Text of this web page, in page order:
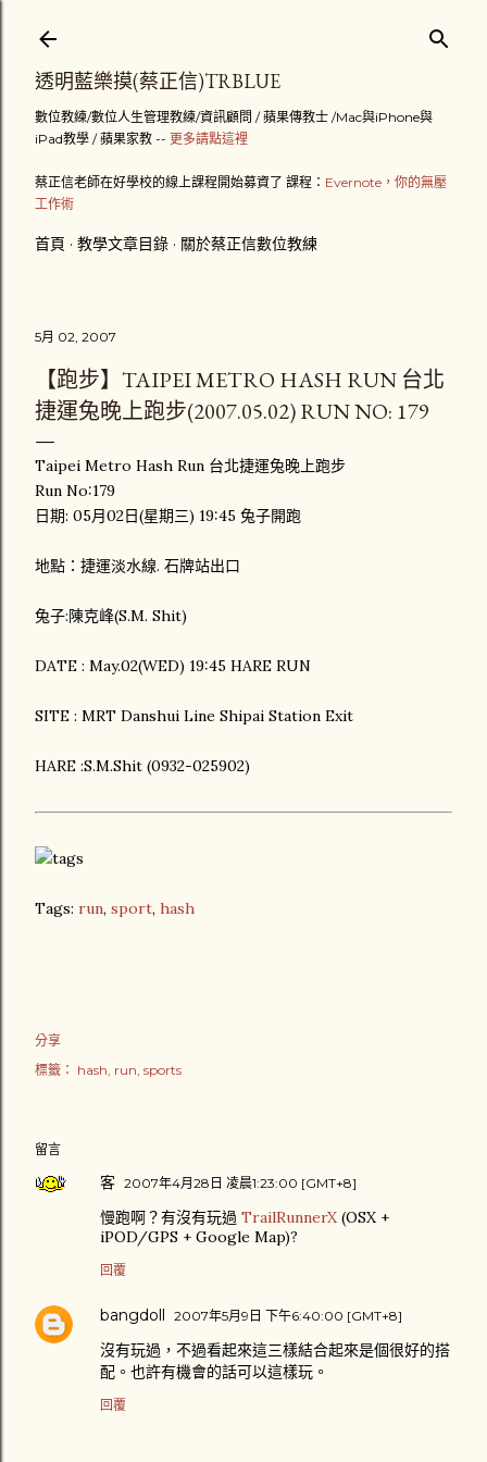
透明藍樂摸(蔡正信)TRBLUE
數位教練/數位人生管理教練/資訊顧問 / 蘋果傳教士 /Mac與iPhone與
iPad教學 / 蘋果家教 -- 更多請點這裡
蔡正信老師在好學校的線上課程開始募資了 課程： Evernote，你的無壓
工作術
首頁 教學文章目錄 關於蔡正信數位教練
5月 02, 2007
【跑步】TAIPEI METRO HASH RUN 台北
捷運兔晚上跑步(2007.05.02) RUN NO: 179
Taipei Metro Hash Run 台北捷運兔晚上跑步
Run No:179
日期: 05月02日(星期三) 19:45 兔子開跑
地點：捷運淡水線. 石牌站出口
兔子:陳克峰(S.M. Shit)
DATE : May.02(WED) 19:45 HARE RUN
SITE : MRT Danshui Line Shipai Station Exit
HARE :S.M.Shit (0932-025902)
Tags: run, sport, hash
分享
標籤： hash run sports
留言
客 2007年4月28日 凌晨1:23:00 [GMT+8]
慢跑啊？有沒有玩過 TrailRunnerX (OSX +
iPOD/GPS + Google Map)?
回覆
bangdoll 2007年5月9日 下午6:40:00 [GMT+8]
沒有玩過，不過看起來這三樣結合起來是個很好的搭
配。也許有機會的話可以這樣玩。
回覆